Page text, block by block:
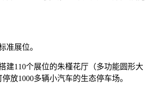
准展位。
建110个展位的朱槿花厅（多功能圆形大
放1000多辆小汽车的生态停车场。